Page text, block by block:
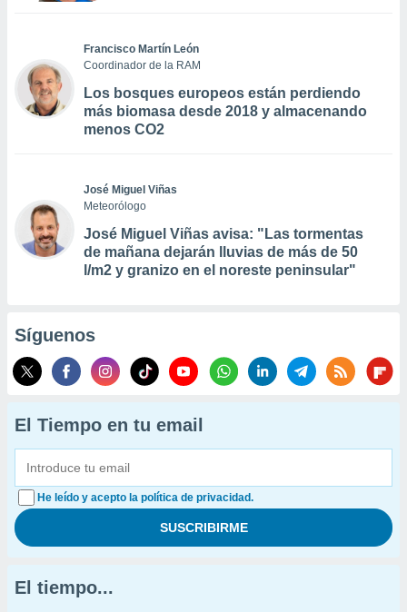
Francisco Martín León
Coordinador de la RAM
Los bosques europeos están perdiendo
más biomasa desde 2018 y almacenando
menos CO2
José Miguel Viñas
Meteorólogo
José Miguel Viñas avisa: "Las tormentas
de mañana dejarán lluvias de más de 50
l/m2 y granizo en el noreste peninsular"
Síguenos
El Tiempo en tu email
He leído y acepto la política de privacidad.
El tiempo...